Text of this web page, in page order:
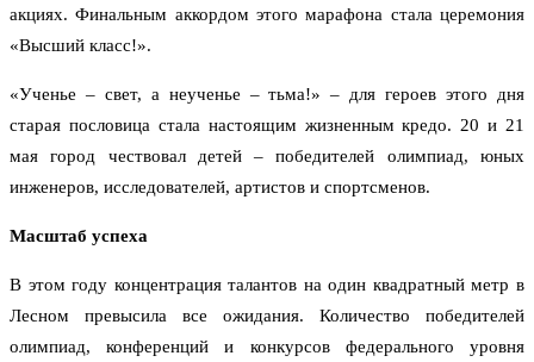
акциях. Финальным аккордом этого марафона стала церемония
«Высший класс!».
«Ученье – свет, а неученье – тьма!» – для героев этого дня
старая пословица стала настоящим жизненным кредо. 20 и 21
мая город чествовал детей – победителей олимпиад, юных
инженеров, исследователей, артистов и спортсменов.
Масштаб успеха
В этом году концентрация талантов на один квадратный метр в
Лесном превысила все ожидания. Количество победителей
олимпиад, конференций и конкурсов федерального уровня